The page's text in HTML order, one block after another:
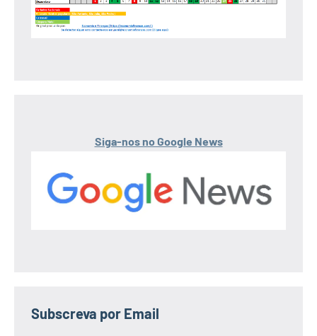
Siga-nos no Google News
Subscreva por Email